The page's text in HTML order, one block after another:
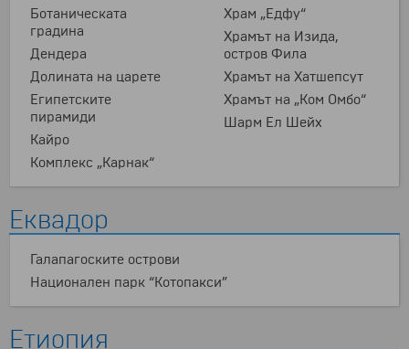
Ботаническата
градина
Дендера
Долината на царете
Египетските
пирамиди
Кайро
Комплекс „Карнак“
Храм „Едфу“
Храмът на Изида,
остров Фила
Храмът на Хатшепсут
Храмът на „Ком Омбо“
Шарм Ел Шейх
Еквадор
Галапагоските острови
Национален парк “Котопакси”
Етиопия